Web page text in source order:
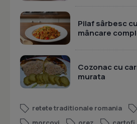
Pilaf sârbesc
mâncare
Cozonac cu
murata
retete traditionale romania